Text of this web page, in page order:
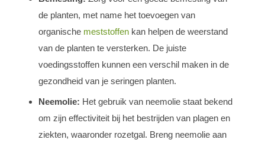
de planten, met name het toevoegen van
organische meststoffen kan helpen de weerstand
van de planten te versterken. De juiste
voedingsstoffen kunnen een verschil maken in de
gezondheid van je seringen planten.
Neemolie: Het gebruik van neemolie staat bekend
om zijn effectiviteit bij het bestrijden van plagen en
ziekten, waaronder rozetgal. Breng neemolie aan